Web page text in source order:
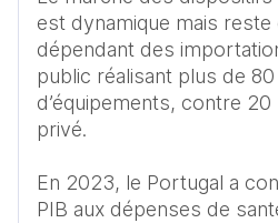
est dynamique mais
dépendant des
public réalisant plus de
d’équipements, contre
privé.
En 2023, le Portugal a
PIB aux dépenses de